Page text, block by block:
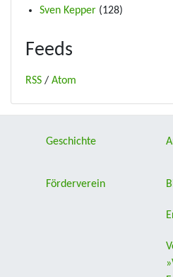
Sven Kepper (128)
Feeds
RSS / Atom
Geschichte
Förderverein